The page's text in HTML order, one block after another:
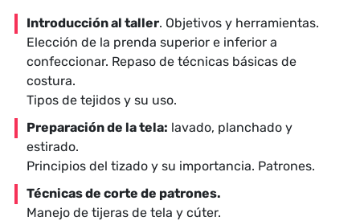
Introducción al taller. Objetivos y herramientas.
Elección de la prenda superior e inferior a
confeccionar. Repaso de técnicas básicas de
costura.
Tipos de tejidos y su uso.
Preparación de la tela: lavado, planchado y
estirado.
Principios del tizado y su importancia. Patrones.
Técnicas de corte de patrones.
Manejo de tijeras de tela y cúter.